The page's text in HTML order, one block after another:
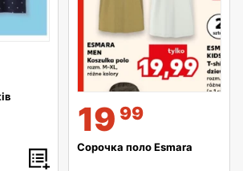
19 99
Сорочка поло Esmara